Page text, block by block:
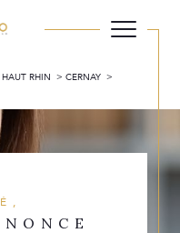
HAUT RHIN
CERNAY